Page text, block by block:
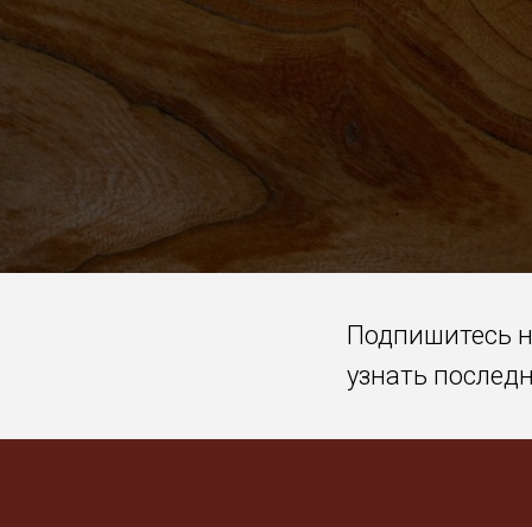
Подпишитесь
узнать